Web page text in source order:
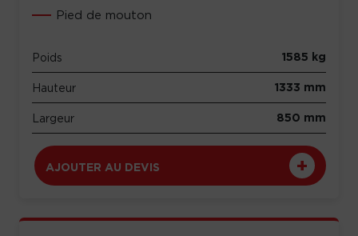
Pied de mouton
Poids 1585 kg
Hauteur 1333 mm
Largeur 850 mm
AJOUTER AU DEVIS